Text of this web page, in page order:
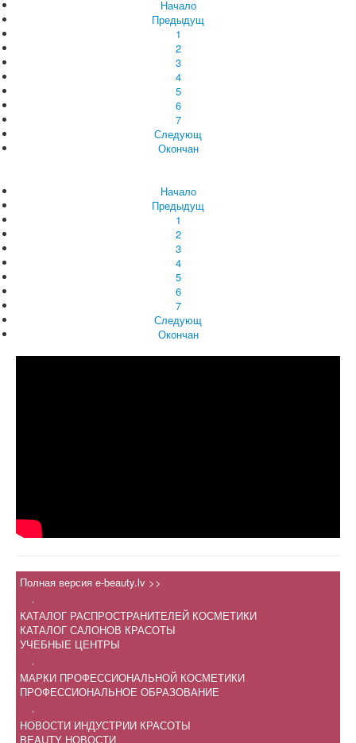
Начало
Предыдущ
1
2
3
4
5
6
7
Следующ
Окончан
Начало
Предыдущ
1
2
3
4
5
6
7
Следующ
Окончан
Полная версия e-beauty.lv >>
.
КАТАЛОГ РАСПРОСТРАНИТЕЛЕЙ КОСМЕТИКИ
КАТАЛОГ САЛОНОВ КРАСОТЫ
УЧЕБНЫЕ ЦЕНТРЫ
.
МАРКИ ПРОФЕССИОНАЛЬНОЙ КОСМЕТИКИ
ПРОФЕССИОНАЛЬНОЕ ОБРАЗОВАНИЕ
.
НОВОСТИ ИНДУСТРИИ КРАСОТЫ
BEAUTY НОВОСТИ